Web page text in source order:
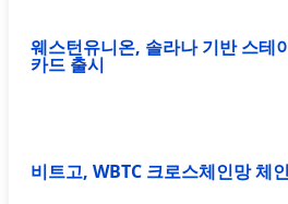
웨스턴유니온, 솔라나 기반 스테
카드 출시
비트고, WBTC 크로스체인망 체